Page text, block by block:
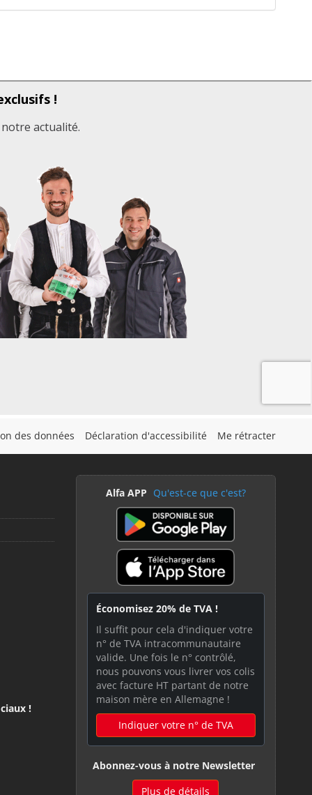
des données Déclaration d'accessibilité Me rétracter
!
Alfa APP Qu'est-ce que c'est?
Économisez 20% de TVA !
Il suffit pour cela d'indiquer votre
n° de TVA intracommunautaire
valide. Une fois le n° contrôlé,
nous pouvons vous livrer vos colis
avec facture HT partant de notre
maison mère en Allemagne !
Indiquer votre n° de TVA
Abonnez-vous à notre Newsletter
Plus de détails